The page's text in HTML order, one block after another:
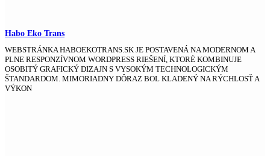
Habo Eko Trans
WEBSTRÁNKA HABOEKOTRANS.SK JE POSTAVENÁ NA MODERNOM A
PLNE RESPONZÍVNOM WORDPRESS RIEŠENÍ, KTORÉ KOMBINUJE
OSOBITÝ GRAFICKÝ DIZAJN S VYSOKÝM TECHNOLOGICKÝM
ŠTANDARDOM. MIMORIADNY DÔRAZ BOL KLADENÝ NA RÝCHLOSŤ A
VÝKON